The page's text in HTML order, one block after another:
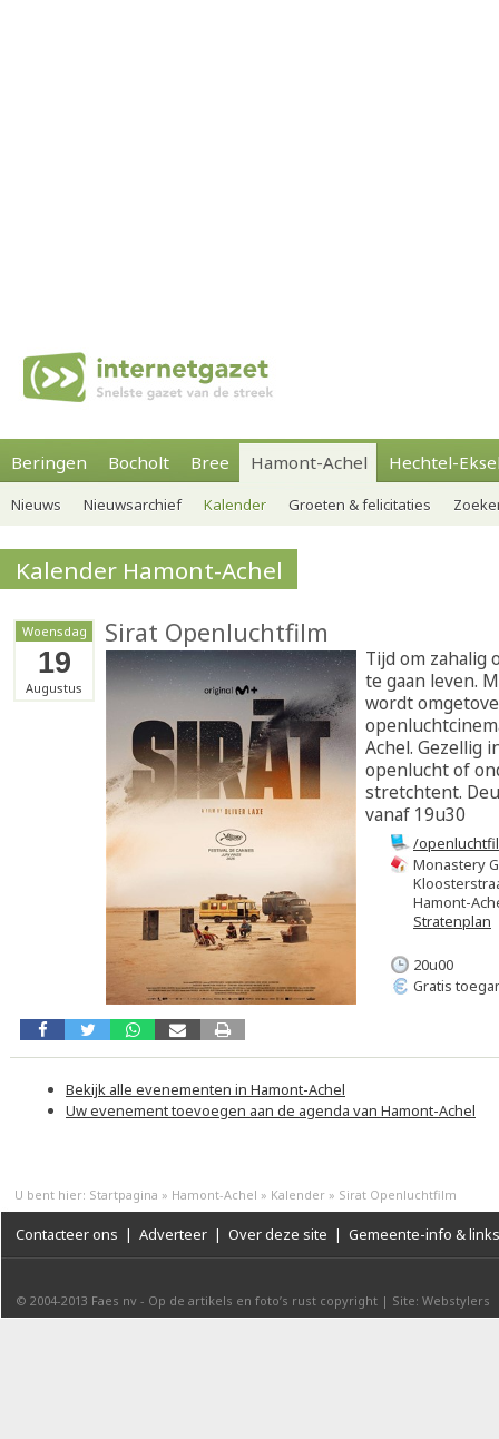
Beringen Bocholt Bree Hamont-Achel Hechtel-
Nieuws Nieuwsarchief Kalender Groeten & felicitaties
Kalender Hamont-Achel
Woensdag
19
Augustus
Sirat Openluchtfilm
Tijd om zahalig
te gaan leven.
wordt
Achel. Gezellig
openlucht of
stretchtent.
vanaf 19u30
/
Monastery
Hamont-
Stratenplan
20u00
Gratis
Bekijk alle evenementen in Hamont-Achel
Uw evenement toevoegen aan de agenda van Hamont-Achel
U bent hier: Startpagina » Hamont-Achel » Kalender » Sirat Openluchtfilm
Contacteer ons | Adverteer | Over deze site | Gemeente-info & links
© 2004-2013 Faes nv - Op de artikels en foto’s rust copyright | Site: Webstylers